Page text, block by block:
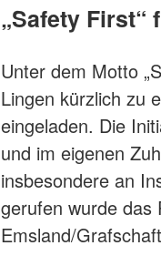
„Safety First“
Unter dem Motto
Lingen kürzlich zu
eingeladen. Die
und im eigenen
insbesondere an
gerufen wurde das
Emsland/